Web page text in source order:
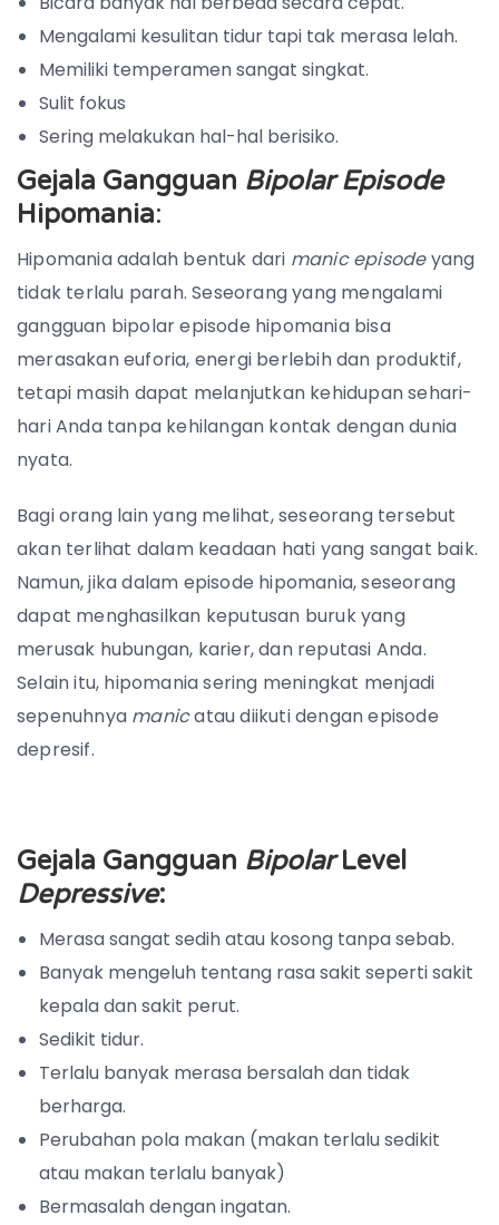
Mengalami kesulitan tidur tapi tak merasa lelah.
Memiliki temperamen sangat singkat.
Sulit fokus
Sering melakukan hal-hal berisiko.
Gejala Gangguan Bipolar Episode
Hipomania:
Hipomania adalah bentuk dari manic episodeyang
tidak terlalu parah. Seseorang yang mengalami
gangguan bipolar episode hipomania bisa
merasakan euforia, energi berlebihdan produktif,
tetapi masih dapat melanjutkan kehidupan sehari-
hari Anda tanpa kehilangan kontak dengan dunia
nyata.
Bagi orang lain yang melihat, seseorang tersebut
akan terlihat dalam keadaan hati yang sangat baik.
Namun, jika dalam episode hipomania, seseorang
dapat menghasilkan keputusan buruk yang
merusak hubungan, karier, dan reputasi Anda.
Selain itu, hipomania sering meningkat menjadi
sepenuhnya manicatau diikuti dengan episode
depresif.
Gejala Gangguan BipolarLevel
Depressive:
Merasa sangat sedih atau kosong tanpa sebab.
Banyak mengeluh tentang rasa sakit seperti sakit
kepala dan sakit perut.
Sedikit tidur.
Terlalu banyak merasa bersalah dan tidak
berharga.
Perubahan pola makan (makan terlalu sedikit
atau makan terlalu banyak)
Bermasalah dengan ingatan.